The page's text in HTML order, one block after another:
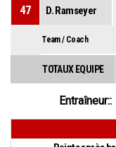
47 D. Ramseyer
Team / Coach
TOTAUX EQUIPE
Entraîneur::